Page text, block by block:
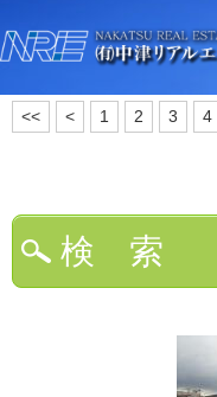
<< < 1 2 3 4
検 索